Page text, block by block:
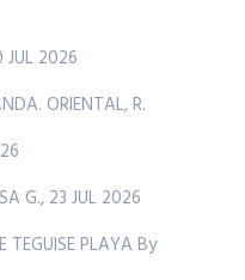
JUL 2026
ORIENTAL, R.
G., 23 JUL 2026
TEGUISE PLAYA By